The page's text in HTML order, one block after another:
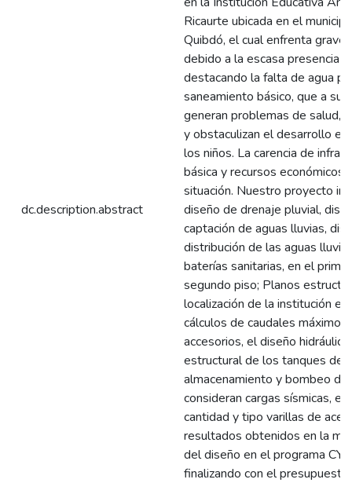
dc.description.abstract
Ricaurte ubicada en el
Quibdó, el cual enfrenta
debido a la escasa presencia
destacando la falta de agua
saneamiento básico, que a su
generan problemas de salud,
y obstaculizan el desarrollo
los niños. La carencia de
básica y recursos económicos
situación. Nuestro proyecto
diseño de drenaje pluvial,
captación de aguas lluvias,
distribución de las aguas
baterías sanitarias, en el
segundo piso; Planos
localización de la institución
cálculos de caudales
accesorios, el diseño
estructural de los tanques de
almacenamiento y bombeo
consideran cargas sísmicas,
cantidad y tipo varillas de
resultados obtenidos en la
del diseño en el programa
finalizando con el presupuesto.